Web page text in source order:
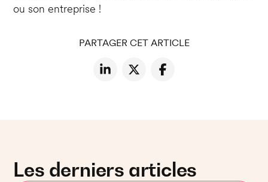
ou son entreprise !
PARTAGER CET ARTICLE
Les derniers articles